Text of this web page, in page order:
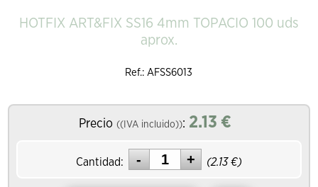
HOTFIX ART&FIX SS16 4mm TOPACIO 100 uds
aprox.
Ref.: AFSS6013
Precio((IVA incluido)): 2.13 €
Cantidad: (2.13€)